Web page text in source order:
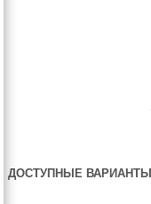
ДОСТУПНЫЕ ВАРИАНТЫ